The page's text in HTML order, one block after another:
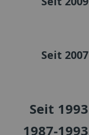
Seit 2007
Seit 1993
1987-1993